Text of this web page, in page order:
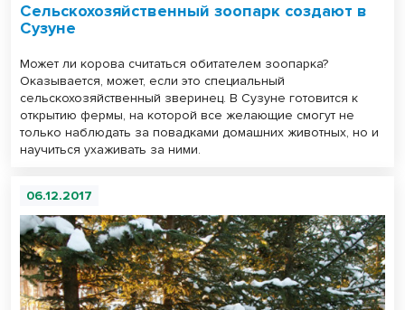
Сельскохозяйственный зоопарк создают в
Сузуне
Может ли корова считаться обитателем зоопарка?
Оказывается, может, если это специальный
сельскохозяйственный зверинец. В Сузуне готовится к
открытию фермы, на которой все желающие смогут не
только наблюдать за повадками домашних животных, но и
научиться ухаживать за ними.
06.12.2017